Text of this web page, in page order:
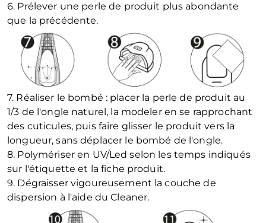
6. Prélever une perle de produit plus abondante
que la précédente.
7. Réaliser le bombé : placer la perle de produit au
1/3 de l'ongle naturel, la modeler en se rapprochant
des cuticules, puis faire glisser le produit vers la
longueur, sans déplacer le bombé de l'ongle.
8. Polymériser en UV/Led selon les temps indiqués
sur l'étiquette et la fiche produit.
9. Dégraisser vigoureusement la couche de
dispersion à l'aide du Cleaner.